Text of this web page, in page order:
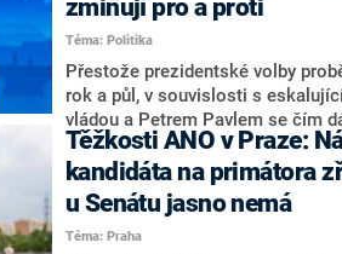
Tejce (za ANO) či vládní
práva Taťány Malé (ANO).
adresu vlády prý byla ještě
vrátila k volební porážce koalice
hnutí Naše Česko Martina Kuby.
zmiňují pro a proti
Téma: Politika
Přestože prezidentské volby
rok a půl, v souvislosti s
vládou a Petrem Pavlem se čím
tom, koho by do bitvy o Hrad
koalice. Někteří političtí
jméno premiéra Andreje Babiše
pravděpodobné, že se v
bude znovu opakovat souboj z
Těžkosti ANO v Praze:
kandidáta na primátora
u Senátu jasno nemá
Téma: Praha